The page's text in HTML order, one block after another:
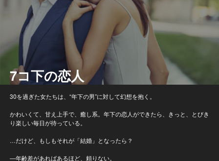
7コ下の恋人
30を過ぎた女たちは、“年下の男”に対して幻想を抱く。
かわいくて、甘え上手で、癒し系。年下の恋人ができたら、きっと、とびき
り楽しい毎日が待っている。
…だけど、もしもそれが「結婚」となったら？
―年齢差があればあるほど、頼りない。